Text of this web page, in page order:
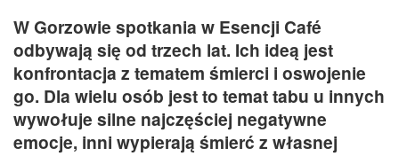
W Gorzowie spotkania w Esencji Café
odbywają się od trzech lat. Ich ideą jest
konfrontacja z tematem śmierci i oswojenie
go. Dla wielu osób jest to temat tabu u innych
wywołuje silne najczęściej negatywne
emocje, inni wypierają śmierć z własnej